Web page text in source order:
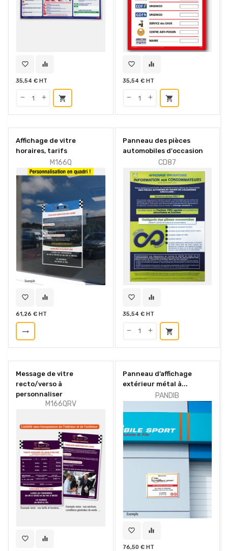
favorite_border equalizer
35,54 € HT
shopping_cart
favorite_border equalizer
35,54 € HT
shopping_cart
Affichage de vitre
horaires, tarifs
M166Q
favorite_border equalizer
61,26 € HT
trending_flat
Panneau des pièces
automobiles d'occasion
CD87
favorite_border equalizer
35,54 € HT
shopping_cart
Message de vitre
recto/verso à
personnaliser
M166QRV
favorite_border equalizer
Panneau d’affichage
extérieur métal à...
PANDIB
favorite_border equalizer
76,50 € HT